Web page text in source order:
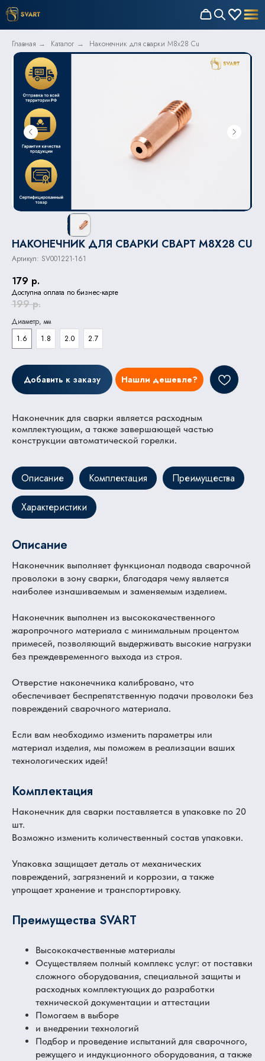
Главная → Каталог → Наконечник для сварки M8x28 Cu
НАКОНЕЧНИК ДЛЯ СВАРКИ СВАРТ M8X28 CU
Артикул: SV001221-161
179 р.
Доступна оплата по бизнес-карте
199 р.
Диаметр, мм
1.6
1.8 2.0 2.7
Добавить к заказу Нашли дешевле?
Наконечник для сварки является расходным
комплектующим, а также завершающей частью
конструкции автоматической горелки.
Описание Комплектация Преимущества
Характеристики
Описание
Наконечник выполняет функционал подвода сварочной
проволоки в зону сварки, благодаря чему является
наиболее изнашиваемым и заменяемым изделием.
Наконечник выполнен из высококачественного
жаропрочного материала с минимальным процентом
примесей, позволяющий выдерживать высокие нагрузки
без преждевременного выхода из строя.
Отверстие наконечника калибровано, что
обеспечивает беспрепятственную подачи проволоки без
повреждений сварочного материала.
Если вам необходимо изменить параметры или
материал изделия, мы поможем в реализации ваших
технологических идей!
Комплектация
Наконечник для сварки поставляется в упаковке по 20
шт.
Возможно изменить количественный состав упаковки.
Упаковка защищает деталь от механических
повреждений, загрязнений и коррозии, а также
упрощает хранение и транспортировку.
Преимущества SVART
Высококачественные материалы
Осуществляем полный комплекс услуг: от поставки
сложного оборудования, специальной защиты и
расходных комплектующих до разработки
технической документации и аттестации
Помогаем в выборе
и внедрении технологий
Подбор и проведение испытаний для сварочного,
режущего и индукционного оборудования, а также